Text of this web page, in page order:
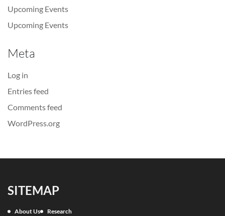
Upcoming Events
Upcoming Events
Meta
Log in
Entries feed
Comments feed
WordPress.org
SITEMAP
About Us
Research